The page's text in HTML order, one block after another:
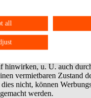
Anfang an bekannt oder
stehendes Objekt, so wie es
und es deshalb nicht
hinwirken, u. U. auch
vermietbaren Zustand
nicht, können
werden.
all